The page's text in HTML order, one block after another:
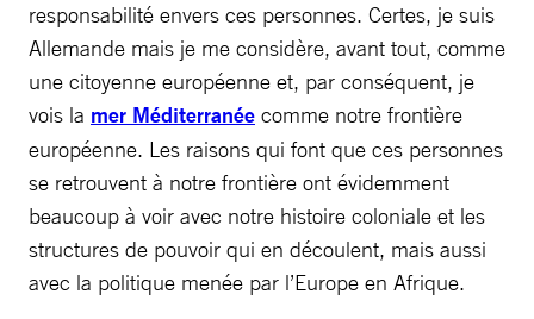
responsabilité envers ces personnes. Certes, je suis
Allemande mais je me considère, avant tout, comme
une citoyenne européenne et, par conséquent, je
vois la mer Méditerranée comme notre frontière
européenne. Les raisons qui font que ces personnes
se retrouvent à notre frontière ont évidemment
beaucoup à voir avec notre histoire coloniale et les
structures de pouvoir qui en découlent, mais aussi
avec la politique menée par l’Europe en Afrique.